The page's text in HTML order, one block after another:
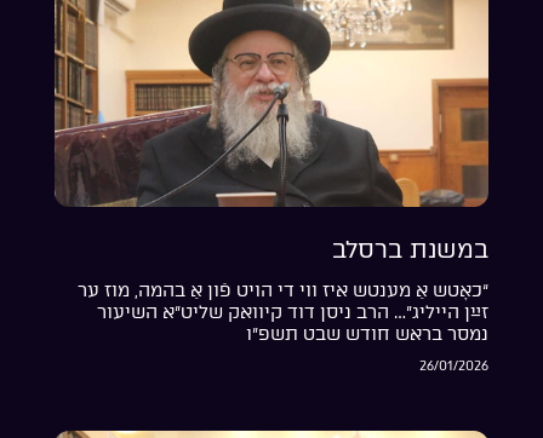
במשנת ברסלב
“כאָטש אַ מענטש איז ווי די הויט פֿון אַ בהמה, מוז ער
זײַן הייליג”… הרב ניסן דוד קיוואק שליט”א השיעור
נמסר בראש חודש שבט תשפ”ו
26/01/2026